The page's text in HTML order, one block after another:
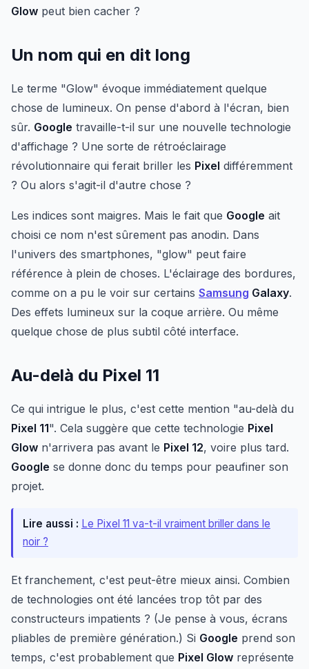
Glow peut bien cacher ?
Un nom qui en dit long
Le terme "Glow" évoque immédiatement quelque
chose de lumineux. On pense d'abord à l'écran, bien
sûr. Google travaille-t-il sur une nouvelle technologie
d'affichage ? Une sorte de rétroéclairage
révolutionnaire qui ferait briller les Pixel différemment
? Ou alors s'agit-il d'autre chose ?
Les indices sont maigres. Mais le fait que Google ait
choisi ce nom n'est sûrement pas anodin. Dans
l'univers des smartphones, "glow" peut faire
référence à plein de choses. L'éclairage des bordures,
comme on a pu le voir sur certains Samsung Galaxy.
Des effets lumineux sur la coque arrière. Ou même
quelque chose de plus subtil côté interface.
Au-delà du Pixel 11
Ce qui intrigue le plus, c'est cette mention "au-delà du
Pixel 11". Cela suggère que cette technologie Pixel
Glow n'arrivera pas avant le Pixel 12, voire plus tard.
Google se donne donc du temps pour peaufiner son
projet.
Lire aussi : Le Pixel 11 va-t-il vraiment briller dans le
noir ?
Et franchement, c'est peut-être mieux ainsi. Combien
de technologies ont été lancées trop tôt par des
constructeurs impatients ? (Je pense à vous, écrans
pliables de première génération.) Si Google prend son
temps, c'est probablement que Pixel Glow représente